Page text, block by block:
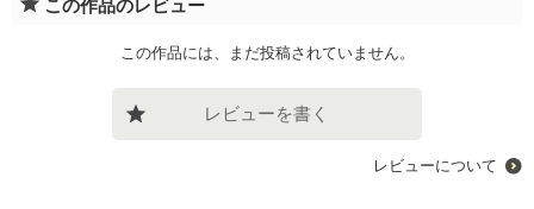
この作品のレビュー
この作品には、まだ投稿されていません。
レビューを書く
レビューについて